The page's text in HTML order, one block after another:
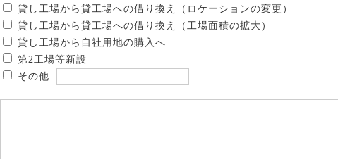
貸し工場から貸工場への借り換え（ロケーションの変更）
貸し工場から貸工場への借り換え（工場面積の拡大）
貸し工場から自社用地の購入へ
第2工場等新設
その他